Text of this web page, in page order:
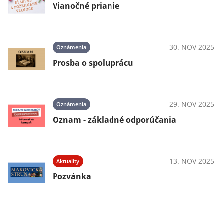
Vianočné prianie
Oznámenia 30. NOV 2025
Prosba o spoluprácu
Oznámenia 29. NOV 2025
Oznam - základné odporúčania
Aktuality 13. NOV 2025
Pozvánka